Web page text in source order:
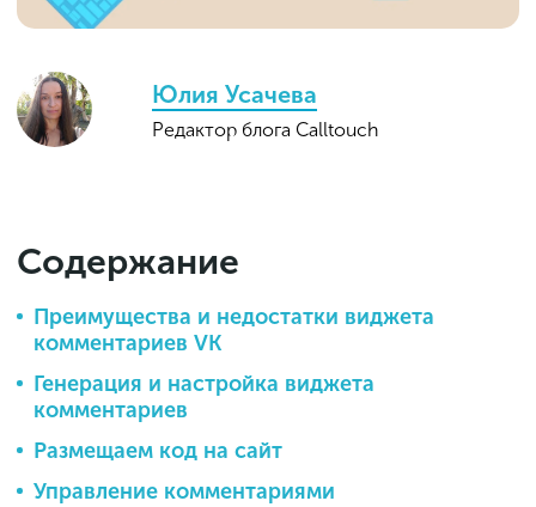
Юлия Усачева
Редактор блога Calltouch
Содержание
Преимущества и недостатки виджета
комментариев VK
Генерация и настройка виджета
комментариев
Размещаем код на сайт
Управление комментариями